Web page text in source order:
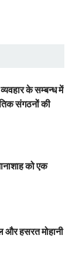
के सम्बन्ध में
संगठनों की
को एक
और हसरत मोहानी